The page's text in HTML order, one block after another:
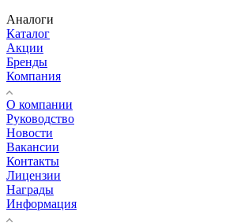
Аналоги
Каталог
Акции
Бренды
Компания
О компании
Руководство
Новости
Вакансии
Контакты
Лицензии
Награды
Информация